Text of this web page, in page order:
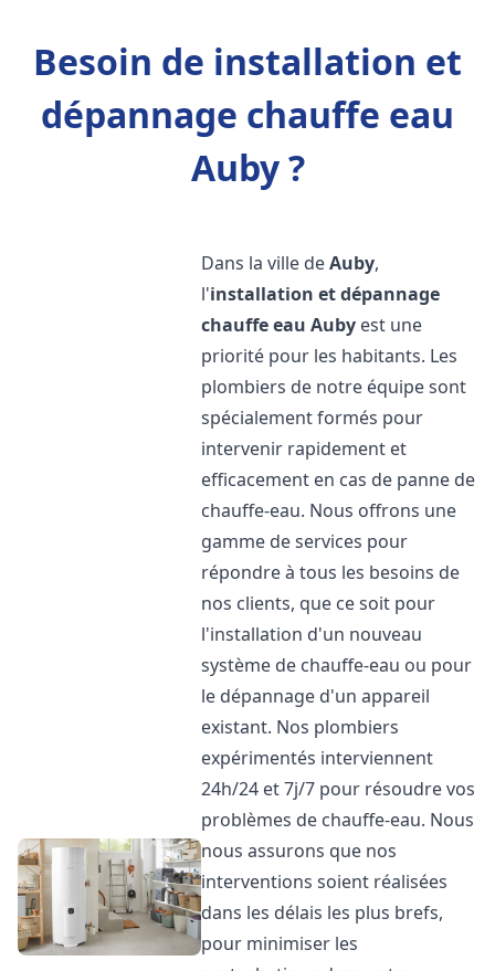
Besoin de installation et
dépannage chauffe eau
Auby ?
Dans la ville deAuby,
l'installation et dépannage
chauffe eau Auby est une
priorité pour les habitants. Les
plombiers de notre équipe sont
spécialement formés pour
intervenir rapidement et
efficacement en cas de panne de
chauffe-eau. Nous offrons une
gamme de services pour
répondre à tous les besoins de
nos clients, que ce soit pour
l'installation d'un nouveau
système de chauffe-eau ou pour
le dépannage d'un appareil
existant. Nos plombiers
expérimentés interviennent
24h/24 et 7j/7 pour résoudre vos
problèmes de chauffe-eau. Nous
nous assurons que nos
interventions soient réalisées
dans les délais les plus brefs,
pour minimiser les